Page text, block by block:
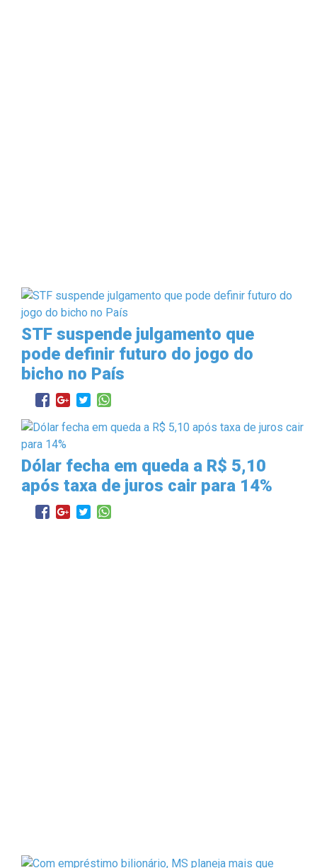
STF suspende julgamento que
pode definir futuro do jogo do
bicho no País
Dólar fecha em queda a R$ 5,10
após taxa de juros cair para 14%